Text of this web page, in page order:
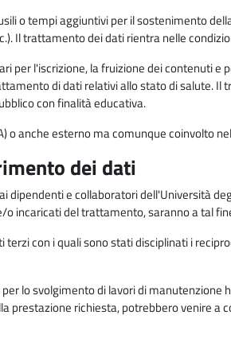
o tempi aggiuntivi per il sostenimento
Il trattamento dei dati rientra nelle
l'iscrizione, la fruizione dei contenuti
di dati relativi allo stato di salute.
con finalità educativa.
o anche esterno ma comunque coinvolto
dei dati
e collaboratori dell'Università
incaricati del trattamento, saranno a tal
con i quali sono stati disciplinati i
lo svolgimento di lavori di
richiesta, potrebbero venire a